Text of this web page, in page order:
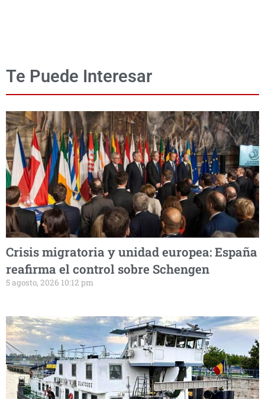
Te Puede Interesar
Crisis migratoria y unidad europea: España
reafirma el control sobre Schengen
5 agosto, 2026 10:12 pm